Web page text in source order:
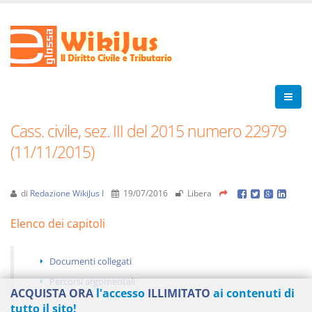
Cass. civile, sez. III del 2015 numero 22979
(11/11/2015)
di Redazione WikiJus I 19/07/2016 Libera
Elenco dei capitoli
Documenti collegati
Percorsi argomentali
ACQUISTA ORA l'accesso ILLIMITATO ai contenuti di
tutto il sito!